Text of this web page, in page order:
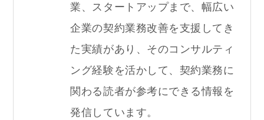
業、スタートアップまで、幅広い
企業の契約業務改善を支援してき
た実績があり、そのコンサルティ
ング経験を活かして、契約業務に
関わる読者が参考にできる情報を
発信しています。